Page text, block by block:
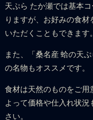
天ぷら たか瀬では基本
りますが、お好みの食
いただくこともできます。
また、「桑名産 蛤の天
の名物もオススメです。
食材は天然のものをご用
よって価格や仕入れ状
さい。